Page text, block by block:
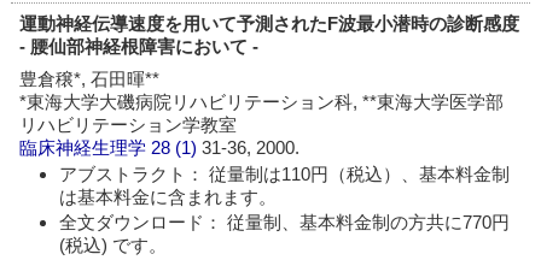
運動神経伝導速度を用いて予測されたF波最小潜時の診断感度
- 腰仙部神経根障害において -
豊倉穣*, 石田暉**
*東海大学大磯病院リハビリテーション科, **東海大学医学部
リハビリテーション学教室
臨床神経生理学 28 (1)31-36, 2000.
アブストラクト： 従量制は110円（税込）、基本料金制
は基本料金に含まれます。
全文ダウンロード： 従量制、基本料金制の方共に770円
(税込) です。